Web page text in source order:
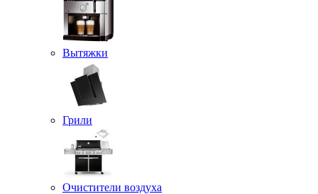
Вытяжки
Грили
Очистители воздуха